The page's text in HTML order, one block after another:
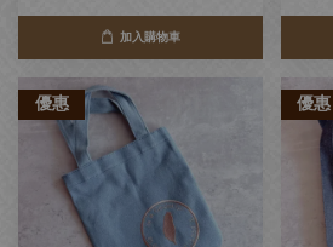
加入購物車
優惠 優惠